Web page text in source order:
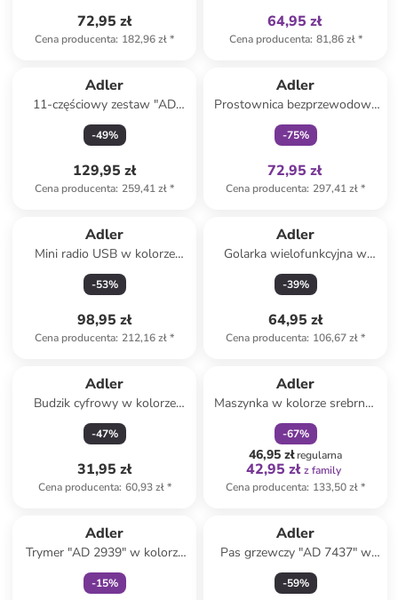
72,95 zł
Cena producenta: 182,96 zł*
64,95 zł
Cena producenta: 81,86 zł*
Adler
11-częściowy zestaw "AD
2181" w kolorze
jasnoróżowym do paznokci
-49%
129,95 zł
Cena producenta: 259,41 zł*
Adler
Prostownica bezprzewodowa
"AD 2327" w kolorze
jasnoróżowym
-75%
72,95 zł
Cena producenta: 297,41 zł*
Adler
Mini radio USB w kolorze
czarnym
-53%
98,95 zł
Cena producenta: 212,16 zł*
Adler
Golarka wielofunkcyjna w
kolorze białym
-39%
64,95 zł
Cena producenta: 106,67 zł*
Adler
Budzik cyfrowy w kolorze
czarnym
-47%
31,95 zł
Cena producenta: 60,93 zł*
Adler
Maszynka w kolorze srebrno-
czarnym do strzyżenia
włosów - 13,5 x 20 x 9 cm
-67%
46,95 złregularna
42,95 zł z family
Cena producenta: 133,50 zł*
Adler
Trymer "AD 2939" w kolorze
białym do włosów
-15%
Adler
Pas grzewczy "AD 7437" w
kolorze szarym - 32 x 72 cm
-59%